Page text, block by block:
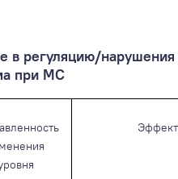
в регуляцию/нарушения
при МС